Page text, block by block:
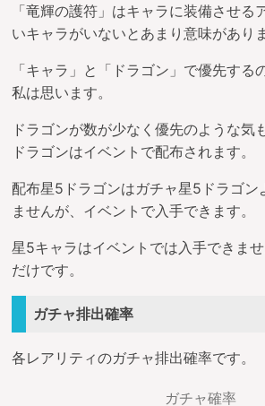
「竜輝の護符」はキャラに装備させる
いキャラがいないとあまり意味があり
「キャラ」と「ドラゴン」で優先する
私は思います。
ドラゴンが数が少なく優先のような気
ドラゴンはイベントで配布されます。
配布星5ドラゴンはガチャ星5ドラゴン
ませんが、イベントで入手できます。
星5キャラはイベントでは入手できま
だけです。
ガチャ排出確率
各レアリティのガチャ排出確率です。
ガチャ確率